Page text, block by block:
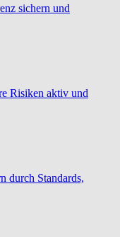
sichern und
Risiken aktiv und
durch Standards,